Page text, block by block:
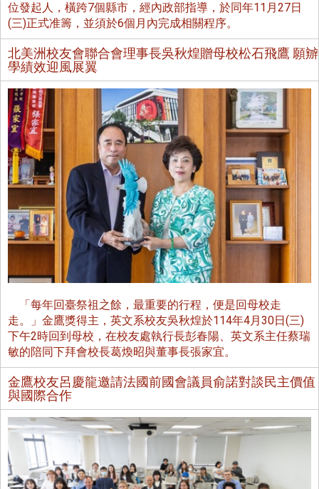
位發起人，橫跨7個縣市，經內政部指導，於同年11月27日
(三)正式准籌，並須於6個月內完成相關程序。
北美洲校友會聯合會理事長吳秋煌贈母校松石飛鷹 願辧
學績效迎風展翼
「每年回臺祭祖之餘，最重要的行程，便是回母校走
走。」金鷹獎得主，英文系校友吳秋煌於114年4月30日(三)
下午2時回到母校，在校友處執行長彭春陽、英文系主任蔡瑞
敏的陪同下拜會校長葛煥昭與董事長張家宜。
金鷹校友呂慶龍邀請法國前國會議員俞諾對談民主價值
與國際合作